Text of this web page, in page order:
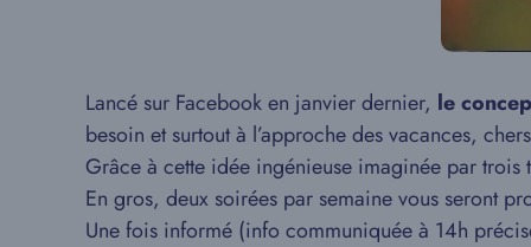
Lancé sur Facebook en janvier dernier, le
besoin et surtout à l’approche des vacances,
Grâce à cette idée ingénieuse imaginée par trois
En gros, deux soirées par semaine vous seront
Une fois informé (info communiquée à 14h